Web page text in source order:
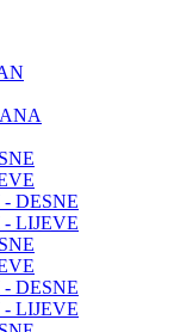
DESNE
- LIJEVE
DESNE
- LIJEVE